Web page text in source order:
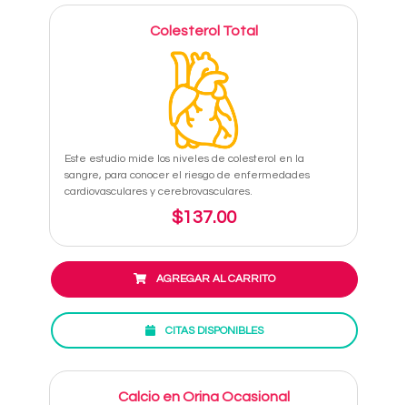
Colesterol Total
Este estudio mide los niveles de colesterol en la
sangre, para conocer el riesgo de enfermedades
cardiovasculares y cerebrovasculares.
$137.00
AGREGAR AL CARRITO
CITAS DISPONIBLES
Calcio en Orina Ocasional